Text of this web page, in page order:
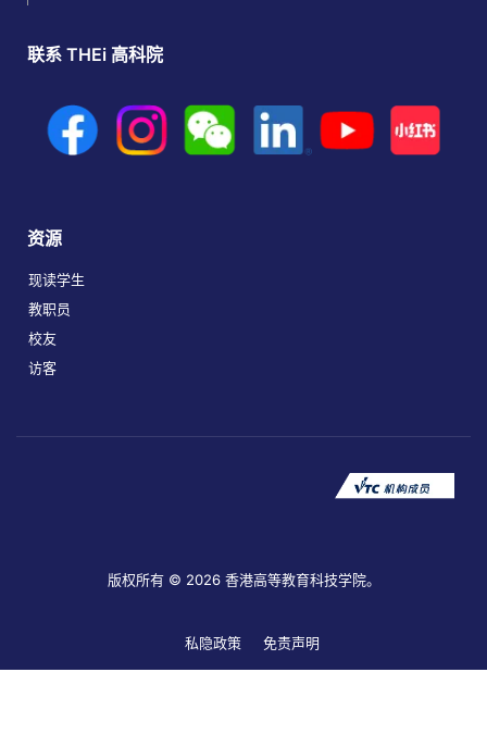
联系 THEi 高科院
资源
现读学生
教职员
校友
访客
版权所有 © 2026 香港高等教育科技学院。
私隐政策 免责声明